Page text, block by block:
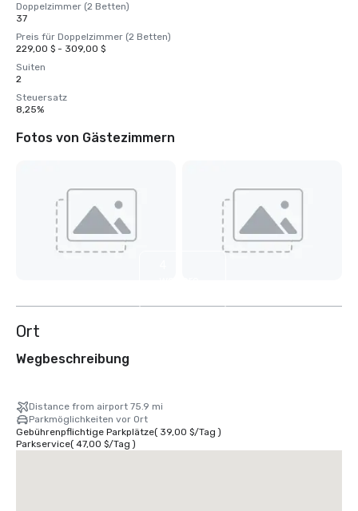
Doppelzimmer (2 Betten)
37
Preis für Doppelzimmer (2 Betten)
229,00 $ - 309,00 $
Suiten
2
Steuersatz
8,25%
Fotos von Gästezimmern
Ort
Wegbeschreibung
Distance from airport 75.9 mi
Parkmöglichkeiten vor Ort
Gebührenpflichtige Parkplätze( 39,00 $/Tag )
Parkservice( 47,00 $/Tag )